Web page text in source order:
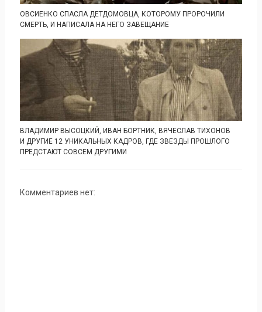
ОВСИЕНКО СПАСЛА ДЕТДОМОВЦА, КОТОРОМУ ПРОРОЧИЛИ
СМЕРТЬ, И НАПИСАЛА НА НЕГО ЗАВЕЩАНИЕ
ВЛАДИМИР ВЫСОЦКИЙ, ИВАН БОРТНИК, ВЯЧЕСЛАВ ТИХОНОВ
И ДРУГИЕ 12 УНИКАЛЬНЫХ КАДРОВ, ГДЕ ЗВЕЗДЫ ПРОШЛОГО
ПРЕДСТАЮТ СОВСЕМ ДРУГИМИ
Комментариев нет: